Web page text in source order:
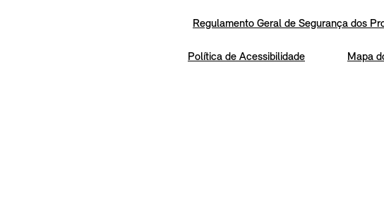
Regulamento Geral de Segurança dos
Política de Acessibilidade Mapa